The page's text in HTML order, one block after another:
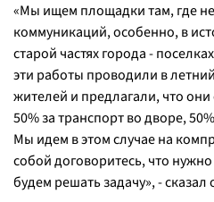
«Мы ищем площадки там, где
коммуникаций, особенно, в
старой частях города -
эти работы проводили в
жителей и предлагали, что они
50% за транспорт во дворе,
Мы идем в этом случае на
собой договоритесь, что
будем решать задачу», - сказал